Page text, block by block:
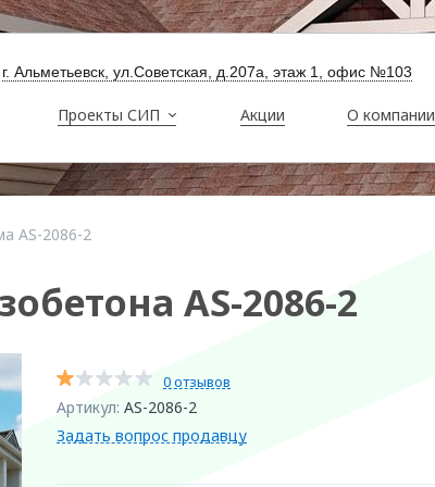
г. Альметьевск, ул.Советская, д.207а, этаж 1, офис №103
Проекты СИП Акции О компании
AS-2086-2
AS-2086-2
0 отзывов
Артикул: AS-2086-2
Задать вопрос продавцу